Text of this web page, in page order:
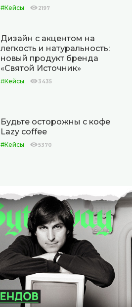
#Кейсы 2197
Дизайн с акцентом на
легкость и натуральность:
новый продукт бренда
«Святой Источник»
#Кейсы 3435
Будьте осторожны с кофе
Lazy coffee
#Кейсы 5370